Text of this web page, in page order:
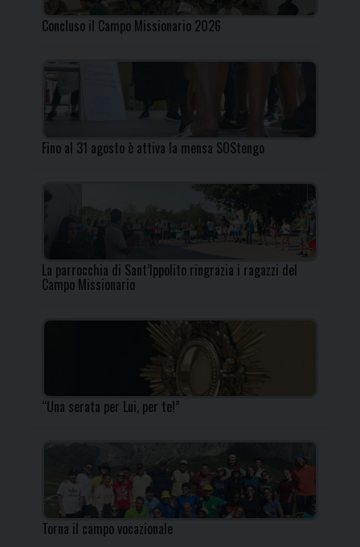
Concluso il Campo Missionario 2026
Fino al 31 agosto è attiva la mensa SOStengo
La parrocchia di Sant’Ippolito ringrazia i ragazzi del
Campo Missionario
“Una serata per Lui, per te!”
Torna il campo vocazionale